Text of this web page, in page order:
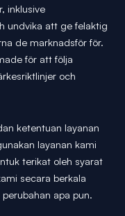
inklusive
undvika att ge felaktig
de marknadsför för.
för att följa
och
ketentuan layanan
layanan kami
terikat oleh syarat
secara berkala
apa pun.